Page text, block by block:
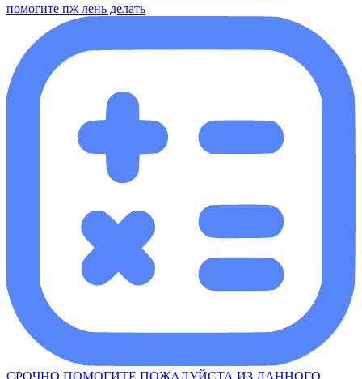
помогите пж лень делать
СРОЧНО ПОМОГИТЕ ПОЖАЛУЙСТА ИЗ ДАННОГО